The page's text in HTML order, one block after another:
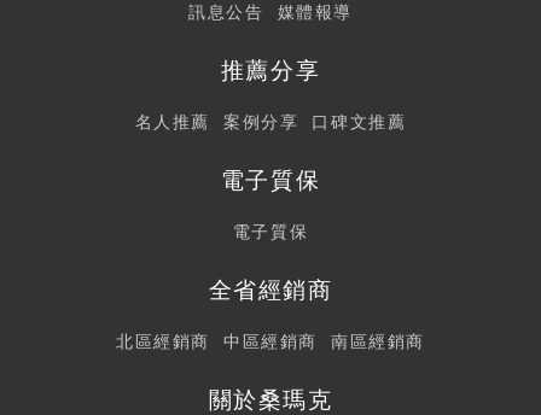
訊息公告 媒體報導
推薦分享
名人推薦 案例分享 口碑文推薦
電子質保
電子質保
全省經銷商
北區經銷商 中區經銷商 南區經銷商
關於桑瑪克